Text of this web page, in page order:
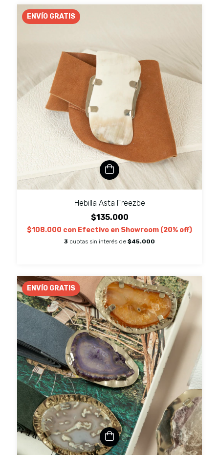
ENVÍO GRATIS
Hebilla Asta Freezbe
$135.000
$108.000 con Efectivo en Showroom (20% off)
3 cuotas sin interés de $45.000
ENVÍO GRATIS